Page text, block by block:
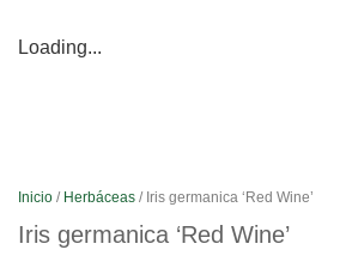
Loading...
Inicio / Herbáceas / Iris germanica ‘Red Wine’
Iris germanica ‘Red Wine’